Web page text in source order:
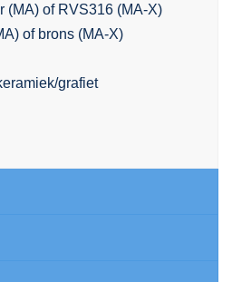
(MA) of RVS316 (MA-X)
of brons (MA-X)
grafiet